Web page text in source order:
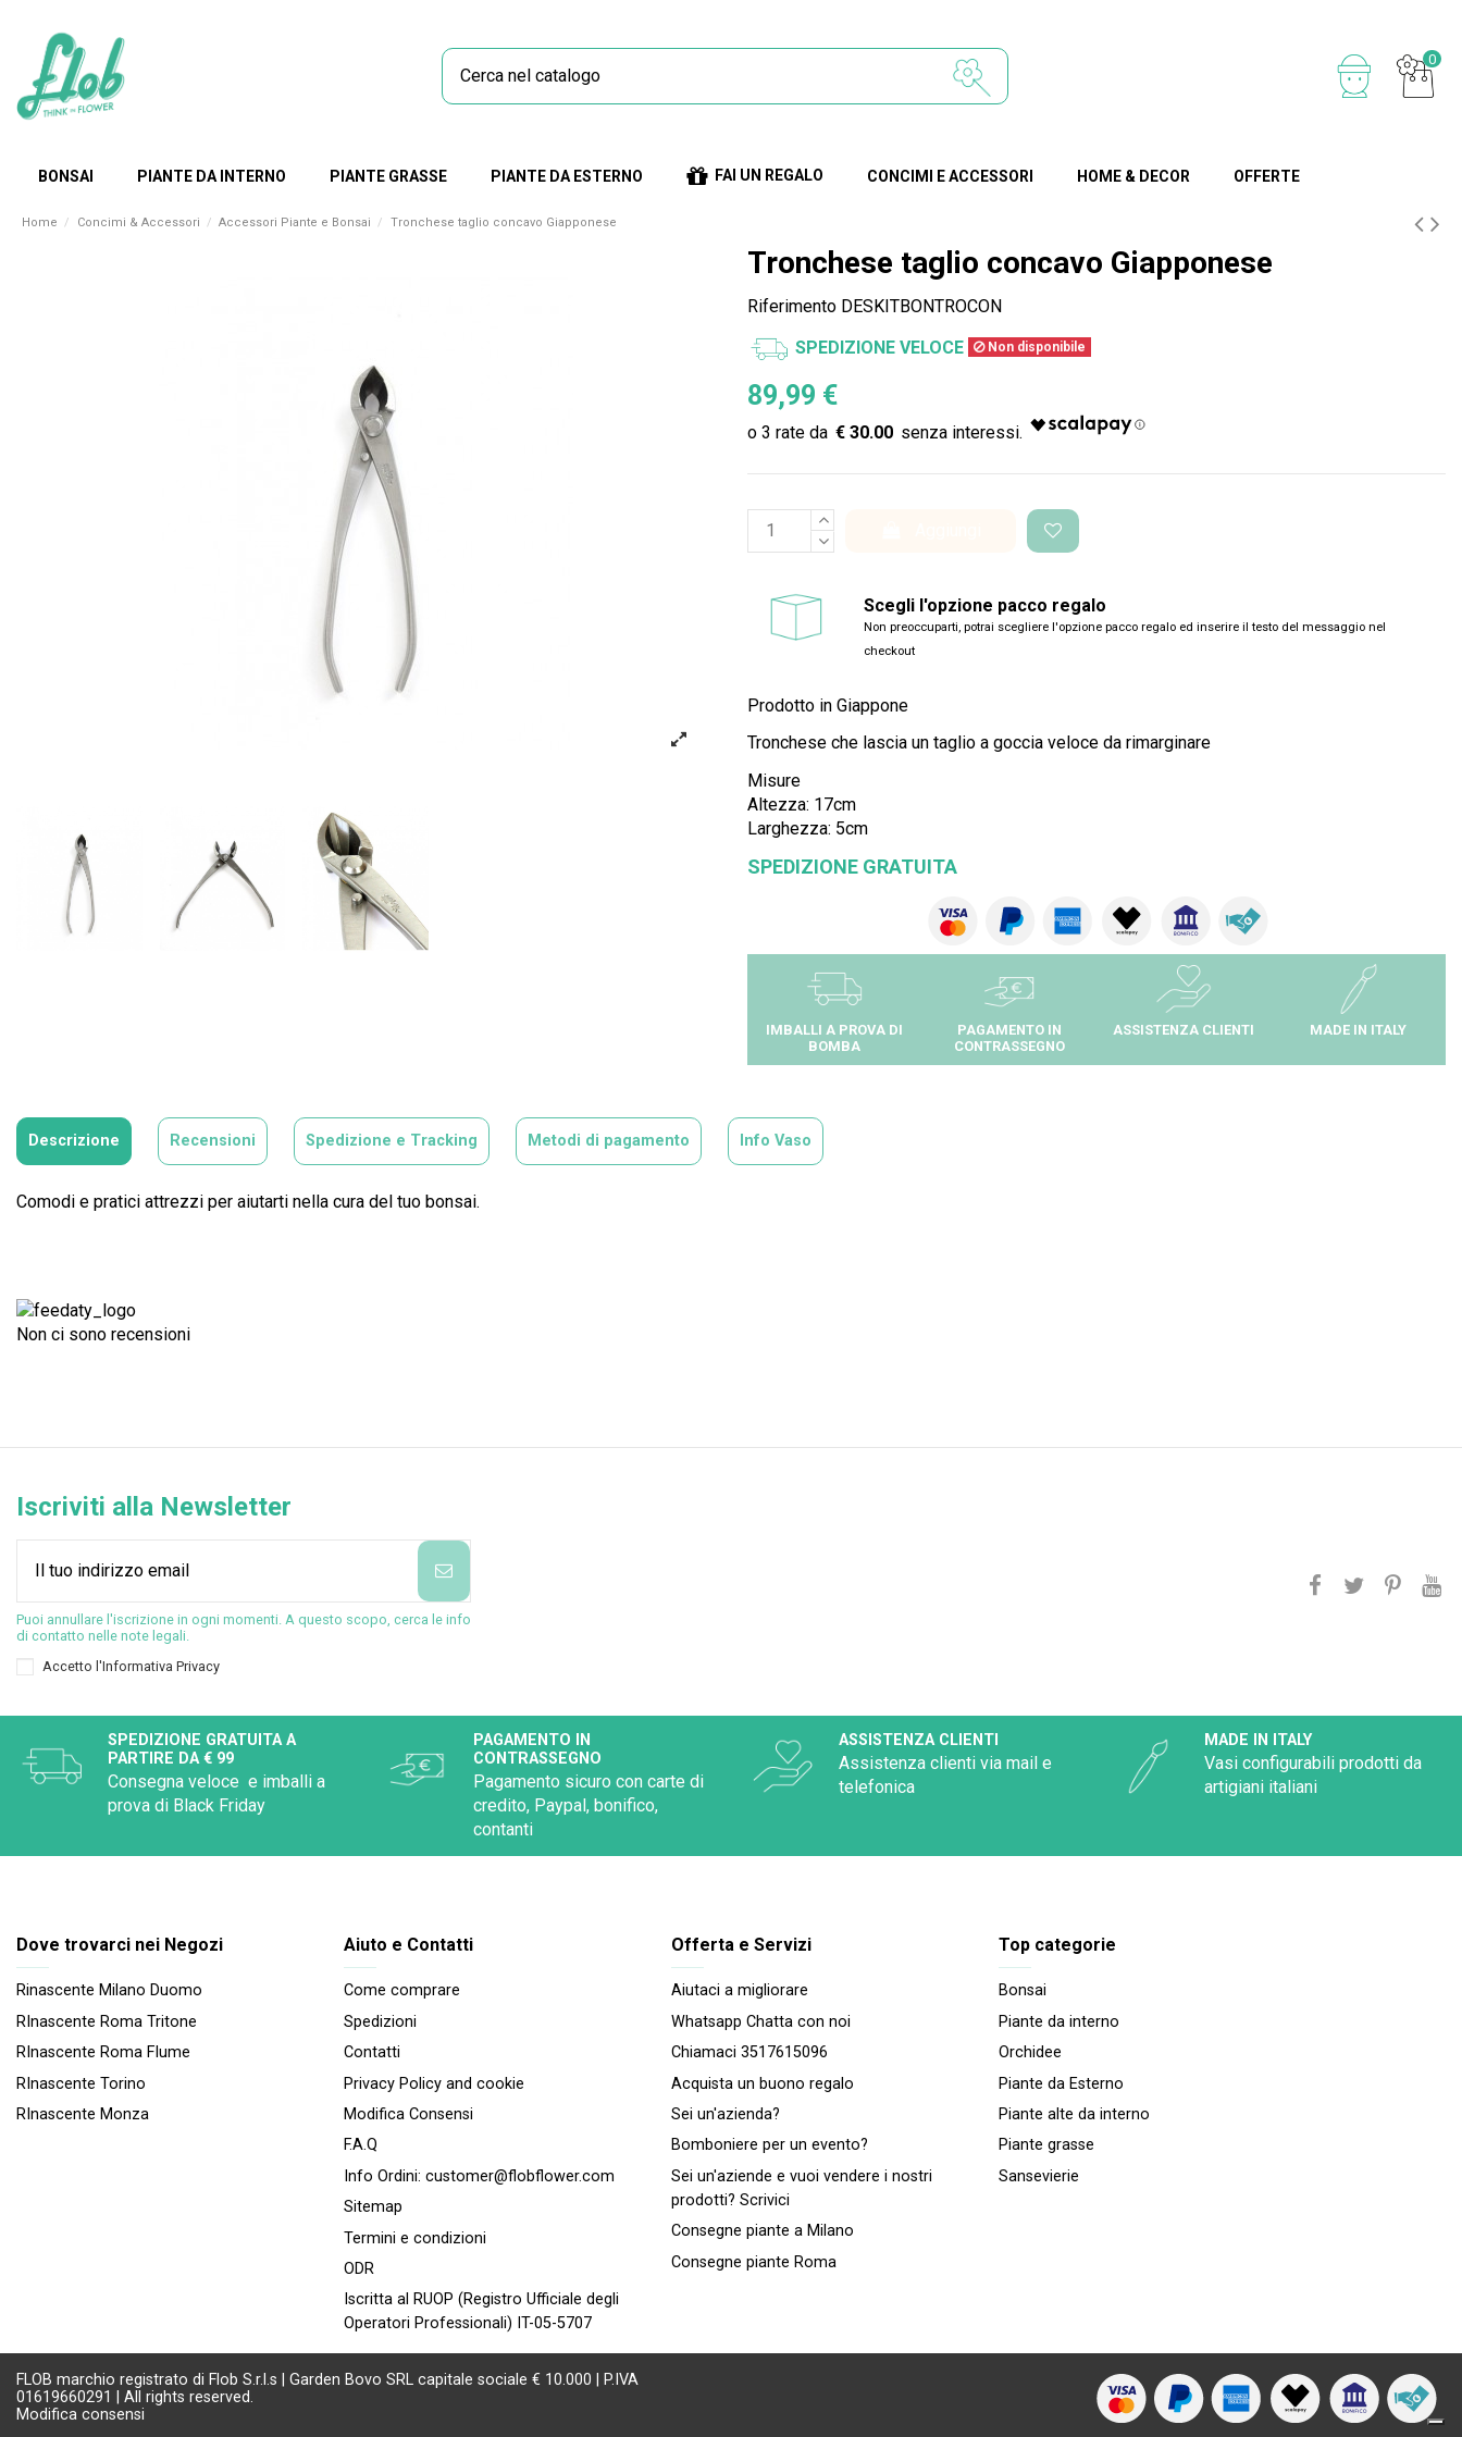
0
BONSAI PIANTE DA INTERNO PIANTE GRASSE PIANTE DA ESTERNO FAI UN REGALO CONCIMI E ACCESSORI HOME & DECOR OFFERTE
Home Concimi & Accessori Accessori Piante e Bonsai Tronchese taglio concavo Giapponese
Tronchese taglio concavo Giapponese
Riferimento DESKITBONTROCON
SPEDIZIONE VELOCE Non disponibile
89,99 €
€ 30.00
Scegli l'opzione pacco regalo
Non preoccuparti, potrai scegliere l'opzione pacco regalo ed inserire il testo del messaggio nel
checkout
Prodotto in Giappone
Tronchese che lascia un taglio a goccia veloce da rimarginare
Misure
Altezza: 17cm
Larghezza: 5cm
SPEDIZIONE GRATUITA
IMBALLI A PROVA DI
BOMBA
PAGAMENTO IN
CONTRASSEGNO
ASSISTENZA CLIENTI MADE IN ITALY
Descrizione Recensioni Spedizione e Tracking Metodi di pagamento Info Vaso
Comodi e pratici attrezzi per aiutarti nella cura del tuo bonsai.
Non ci sono recensioni
Iscriviti alla Newsletter
Puoi annullare l'iscrizione in ogni momenti. A questo scopo, cerca le info
di contatto nelle note legali.
Accetto l'Informativa Privacy
SPEDIZIONE GRATUITA A
PARTIRE DA € 99
Consegna veloce e imballi a
prova di Black Friday
PAGAMENTO IN
CONTRASSEGNO
Pagamento sicuro con carte di
credito, Paypal, bonifico,
contanti
ASSISTENZA CLIENTI
Assistenza clienti via mail e
telefonica
MADE IN ITALY
Vasi configurabili prodotti da
artigiani italiani
Dove trovarci nei Negozi
Rinascente Milano Duomo
RInascente Roma Tritone
RInascente Roma FIume
RInascente Torino
RInascente Monza
Aiuto e Contatti
Come comprare
Spedizioni
Contatti
Privacy Policy and cookie
Modifica Consensi
F.A.Q
Info Ordini: customer@flobflower.com
Sitemap
Termini e condizioni
ODR
Iscritta al RUOP (Registro Ufficiale degli
Operatori Professionali) IT-05-5707
Offerta e Servizi
Aiutaci a migliorare
Whatsapp Chatta con noi
Chiamaci 3517615096
Acquista un buono regalo
Sei un'azienda?
Bomboniere per un evento?
Sei un'aziende e vuoi vendere i nostri
prodotti? Scrivici
Consegne piante a Milano
Consegne piante Roma
Top categorie
Bonsai
Piante da interno
Orchidee
Piante da Esterno
Piante alte da interno
Piante grasse
Sansevierie
FLOB marchio registrato di Flob S.r.l.s | Garden Bovo SRL capitale sociale € 10.000 | P.IVA
01619660291 | All rights reserved.
Modifica consensi